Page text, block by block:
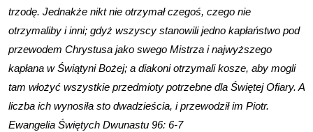
trzodę. Jednakże nikt nie otrzymał czegoś, czego nie
otrzymaliby i inni; gdyż wszyscy stanowili jedno kapłaństwo pod
przewodem Chrystusa jako swego Mistrza i najwyższego
kapłana w Świątyni Bożej; a diakoni otrzymali kosze, aby mogli
tam włożyć wszystkie przedmioty potrzebne dla Świętej Ofiary. A
liczba ich wynosiła sto dwadzieścia, i przewodził im Piotr.
Ewangelia Świętych Dwunastu 96: 6-7